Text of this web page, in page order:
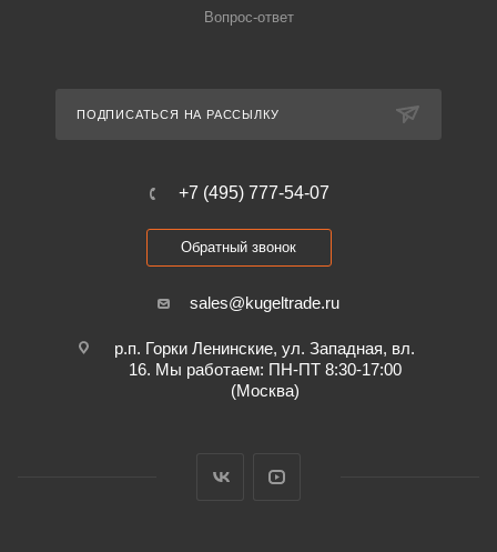
Вопрос-ответ
ПОДПИСАТЬСЯ НА РАССЫЛКУ
+7 (495) 777-54-07
Обратный звонок
sales@kugeltrade.ru
р.п. Горки Ленинские, ул. Западная, вл.
16. Мы работаем: ПН-ПТ 8:30-17:00
(Москва)